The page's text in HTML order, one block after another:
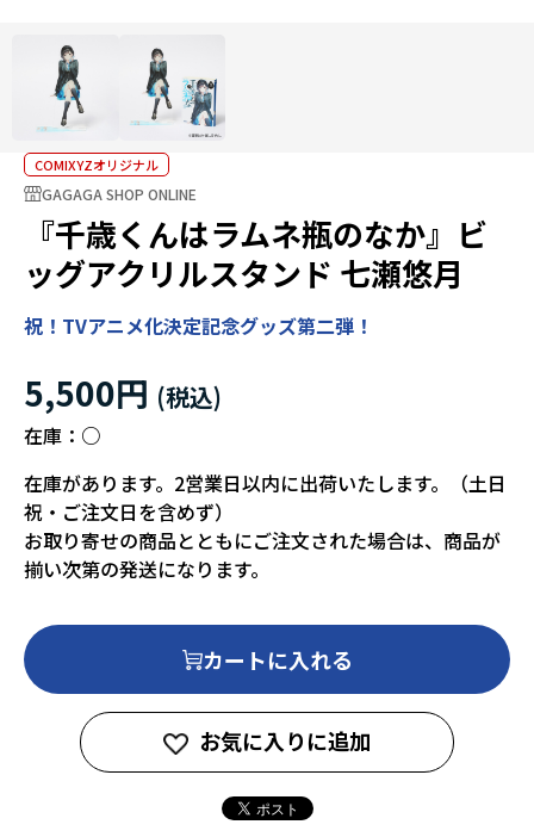
COMIXYZオリジナル
GAGAGA SHOP ONLINE
『千歳くんはラムネ瓶のなか』ビ
ッグアクリルスタンド 七瀬悠月
祝！TVアニメ化決定記念グッズ第二弾！
5,500円
在庫： ○
在庫があります。2営業日以内に出荷いたします。（土日
祝・ご注文日を含めず）
お取り寄せの商品とともにご注文された場合は、商品が
揃い次第の発送になります。
カートに入れる
お気に入りに追加